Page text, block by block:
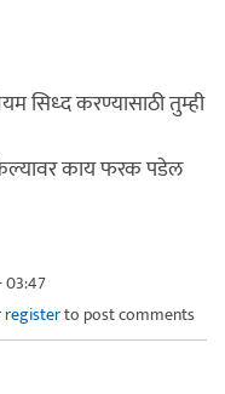
सिध्द करण्यासाठी तुम्ही
केल्यावर काय फरक पडेल
03:47
registerto post comments